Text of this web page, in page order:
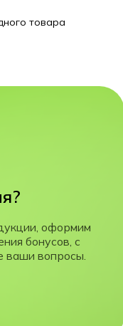
товара
оформим
бонусов, с
ваши вопросы.